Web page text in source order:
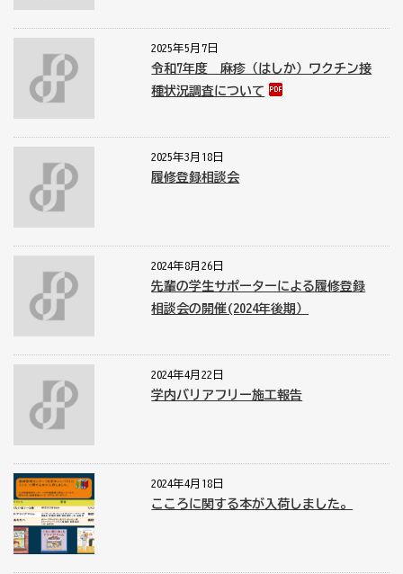
2025年5月7日
令和7年度 麻疹（はしか）ワクチン接
種状況調査について
2025年3月18日
履修登録相談会
2024年8月26日
先輩の学生サポーターによる履修登録
相談会の開催(2024年後期）
2024年4月22日
学内バリアフリー施工報告
2024年4月18日
こころに関する本が入荷しました。